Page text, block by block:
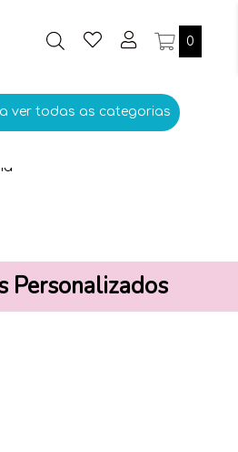
0
ver todas as categorias
Personalizados